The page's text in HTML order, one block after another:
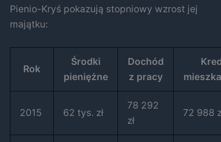
Pienio-Kryś pokazują stopniowy wzrost jej
majątku:
Rok
Środki
pieniężne
Dochód
z pracy
2015 62 tys. zł
78 292
zł
72 988